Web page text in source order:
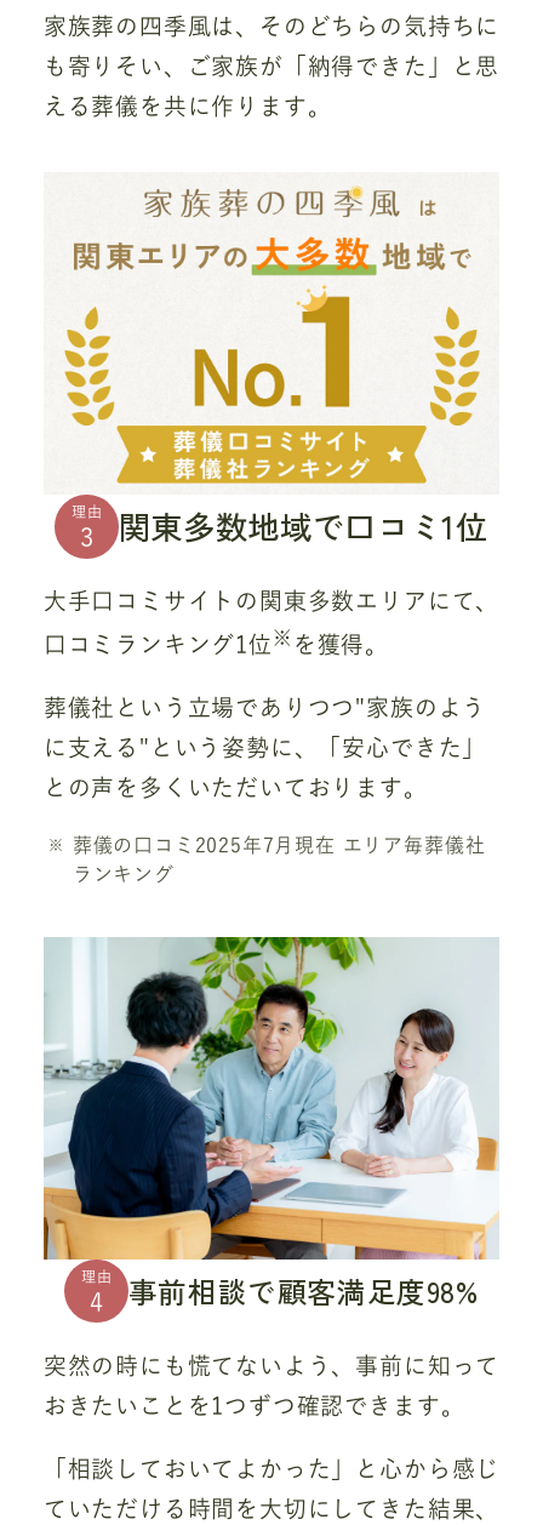
家族葬の四季風は、そのどちらの気持ちに
も寄りそい、ご家族が「納得できた」と思
える葬儀を共に作ります。
理由
3 関東多数地域で口コミ1位
大手口コミサイトの関東多数エリアにて、
口コミランキング1位 ※ を獲得。
葬儀社という立場でありつつ"家族のよう
に支える"という姿勢に、「安心できた」
との声を多くいただいております。
葬儀の口コミ2025年7月現在 エリア毎葬儀社
ランキング
理由
4 事前相談で顧客満足度98%
突然の時にも慌てないよう、事前に知って
おきたいことを1つずつ確認できます。
「相談しておいてよかった」と心から感じ
ていただける時間を大切にしてきた結果、